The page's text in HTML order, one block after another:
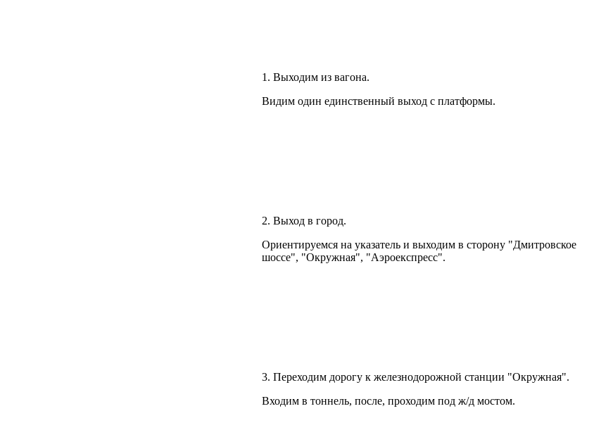
1. Выходим из вагона.
Видим один единственный выход с платформы.
2. Выход в город.
Ориентируемся на указатель и выходим в сторону "Дмитровское
шоссе", "Окружная", "Аэроекспресс".
3. Переходим дорогу к железнодорожной станции "Окружная".
Входим в тоннель, после, проходим под ж/д мостом.